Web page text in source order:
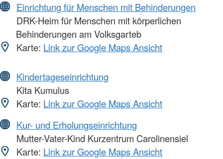
Einrichtung für Menschen mit Behinderungen
DRK-Heim für Menschen mit körperlichen
Behinderungen am Volksgarteb
Karte: Link zur Google Maps Ansicht
Kindertageseinrichtung
Kita Kumulus
Karte: Link zur Google Maps Ansicht
Kur- und Erholungseinrichtung
Mutter-Vater-Kind Kurzentrum Carolinensiel
Karte: Link zur Google Maps Ansicht